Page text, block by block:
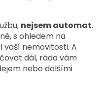
nejsem automat.
s ohledem na
nemovitosti. A
dál, ráda vám
nebo dalšími